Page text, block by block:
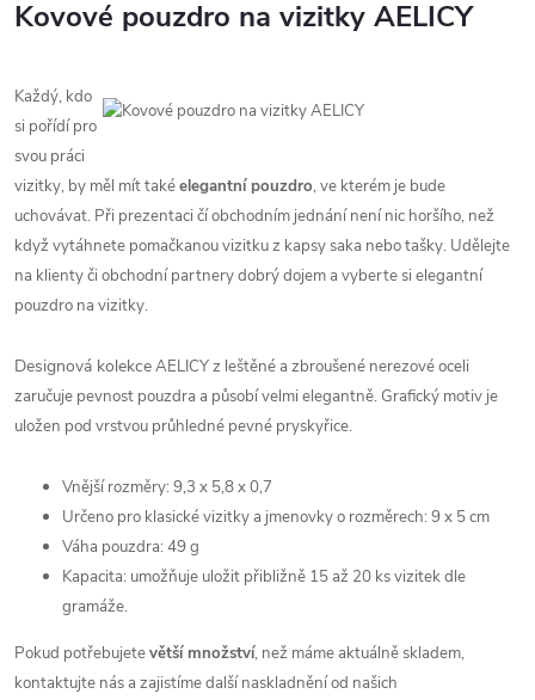
Kovové pouzdro na vizitky AELICY
Každý, kdo
si pořídí pro
svou práci
vizitky, by měl mít takéelegantní pouzdro, ve kterém je bude
uchovávat. Při prezentaci čí obchodním jednání není nic horšího, než
když vytáhnete pomačkanou vizitku z kapsy saka nebo tašky. Udělejte
na klienty či obchodní partnery dobrý dojem a vyberte si elegantní
pouzdro na vizitky.
Designová kolekceAELICY z leštěné a zbroušené nerezové oceli
zaručuje pevnost pouzdra a působí velmi elegantně. Grafický motiv je
uložen pod vrstvou průhledné pevné pryskyřice.
Vnější rozměry: 9,3 x 5,8 x 0,7
Určeno pro klasické vizitky a jmenovky o rozměrech: 9 x 5 cm
Váha pouzdra: 49 g
Kapacita: umožňuje uložit přibližně 15 až 20 ks vizitek dle
gramáže.
Pokud potřebujetevětší množství, než máme aktuálně skladem,
kontaktujte nás a zajistíme další naskladnění od našich